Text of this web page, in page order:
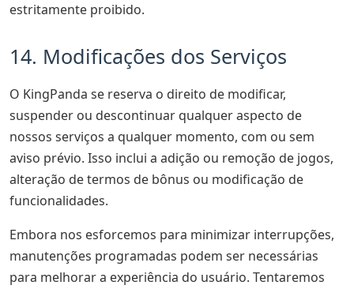
estritamente proibido.
14. Modificações dos Serviços
O KingPanda se reserva o direito de modificar,
suspender ou descontinuar qualquer aspecto de
nossos serviços a qualquer momento, com ou sem
aviso prévio. Isso inclui a adição ou remoção de jogos,
alteração de termos de bônus ou modificação de
funcionalidades.
Embora nos esforcemos para minimizar interrupções,
manutenções programadas podem ser necessárias
para melhorar a experiência do usuário. Tentaremos